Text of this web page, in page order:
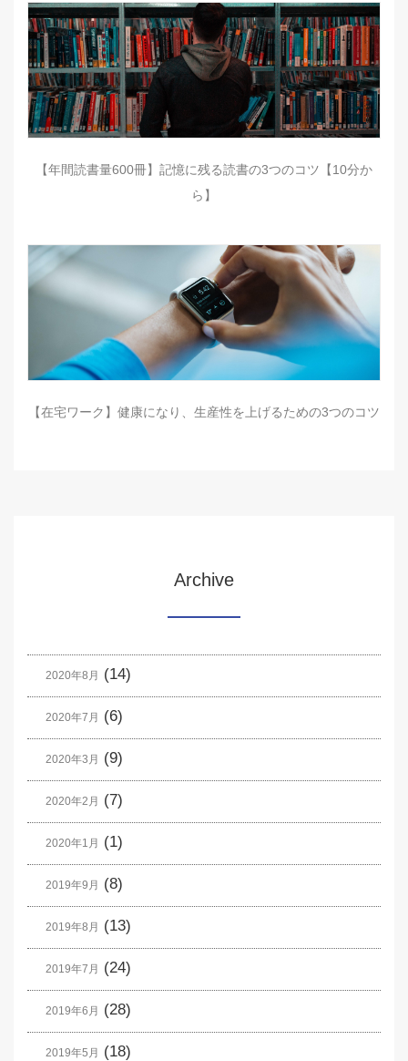
【年間読書量600冊】記憶に残る読書の3つのコツ【10分か
ら】
【在宅ワーク】健康になり、生産性を上げるための3つのコツ
Archive
2020年8月 (14)
2020年7月 (6)
2020年3月 (9)
2020年2月 (7)
2020年1月 (1)
2019年9月 (8)
2019年8月 (13)
2019年7月 (24)
2019年6月 (28)
2019年5月 (18)